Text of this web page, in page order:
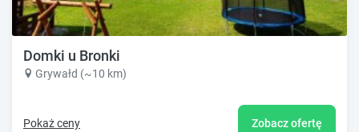
Domki u Bronki
Grywałd (~10 km)
Pokaż ceny Zobacz ofertę